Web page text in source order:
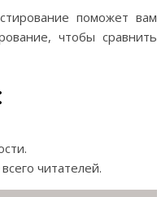
поможет вам
чтобы сравнить
читателей.